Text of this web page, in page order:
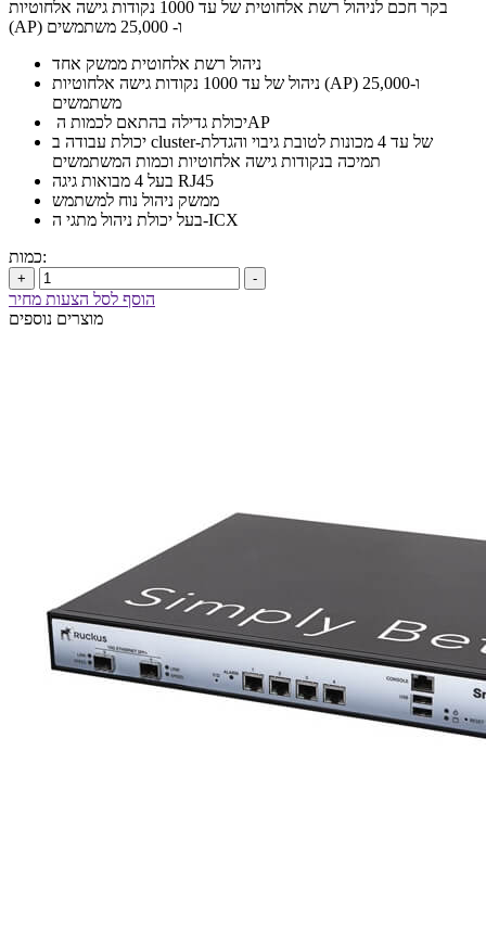
בקר חכם לניהול רשת אלחוטית של עד 1000 נקודות גישה אלחוטיות
(AP) ו- 25,000 משתמשים
ניהול רשת אלחוטית ממשק אחד
ניהול של עד 1000 נקודות גישה אלחוטיות (AP) ו-25,000
משתמשים
יכולת גדילה בהתאם לכמות הAP
יכולת עבודה ב cluster-של עד 4 מכונות לטובת גיבוי והגדלת
תמיכה בנקודות גישה אלחוטיות וכמות המשתמשים
בעל 4 מבואות גיגה RJ45
ממשק ניהול נוח למשתמש
בעל יכולת ניהול מתגי ה-ICX
כמות:
+ -
הוסף לסל הצעות מחיר
מוצרים נוספים